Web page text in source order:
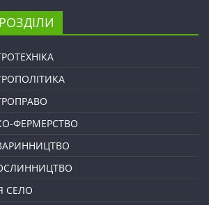
РОЗДІЛИ
ФЕРМЕРСТВО
СЕЛО